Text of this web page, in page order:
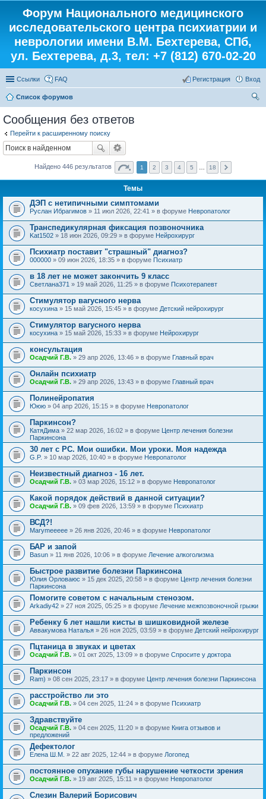
Форум Национального медицинского
исследовательского центра психиатрии и
неврологии имени В.М. Бехтерева, СПб,
ул. Бехтерева, д.3, тел: +7 (812) 670-02-20
Ссылки FAQ Вход
Регистрация
Список форумов
Сообщения без ответов
Перейти к расширенному поиску
Найдено 446 результатов 1 2 3 4 5 18
Темы
ДЭП с нетипичными симптомами
Руслан Ибрагимов » 11 июл 2026, 22:41 » в форуме Невропатолог
Транспедикулярная фиксация позвоночника
Kat1502 » 18 июн 2026, 09:29 » в форуме Нейрохирург
Психиатр поставит "страшный" диагноз?
000000 » 09 июн 2026, 18:35 » в форуме Психиатр
в 18 лет не может закончить 9 класс
Светлана371 » 19 май 2026, 11:25 » в форуме Психотерапевт
Стимулятор вагусного нерва
косухина » 15 май 2026, 15:45 » в форуме Детский нейрохирург
Стимулятор вагусного нерва
косухина » 15 май 2026, 15:33 » в форуме Нейрохирург
консультация
Осадчий Г.В. » 29 апр 2026, 13:46 » в форуме Главный врач
Онлайн психиатр
Осадчий Г.В. » 29 апр 2026, 13:43 » в форуме Главный врач
Полинейропатия
Ююю » 04 апр 2026, 15:15 » в форуме Невропатолог
Паркинсон?
КатяДима » 22 мар 2026, 16:02 » в форуме Центр лечения болезни
Паркинсона
30 лет с РС. Мои ошибки. Мои уроки. Моя надежда
G.P. » 10 мар 2026, 10:40 » в форуме Невропатолог
Неизвестный диагноз - 16 лет.
Осадчий Г.В. » 03 мар 2026, 15:12 » в форуме Невропатолог
Какой порядок действий в данной ситуации?
Осадчий Г.В. » 09 фев 2026, 13:59 » в форуме Психиатр
ВСД?!
Marymeeeee » 26 янв 2026, 20:46 » в форуме Невропатолог
БАР и запой
Basun » 11 янв 2026, 10:06 » в форуме Лечение алкоголизма
Быстрое развитие болезни Паркинсона
Юлия Орловаюс » 15 дек 2025, 20:58 » в форуме Центр лечения болезни
Паркинсона
Помогите советом с начальным стенозом.
Arkadiy42 » 27 ноя 2025, 05:25 » в форуме Лечение межпозвоночной грыжи
Ребенку 6 лет нашли кисты в шишковидной железе
Аввакумова Наталья » 26 ноя 2025, 03:59 » в форуме Детский нейрохирург
Пцтаница в звуках и цветах
Осадчий Г.В. » 01 окт 2025, 13:09 » в форуме Спросите у доктора
Паркинсон
Ram) » 08 сен 2025, 23:17 » в форуме Центр лечения болезни Паркинсона
расстройство ли это
Осадчий Г.В. » 04 сен 2025, 11:24 » в форуме Психиатр
Здравствуйте
Осадчий Г.В. » 04 сен 2025, 11:20 » в форуме Книга отзывов и
предложений
Дефектолог
Елена Ш.М. » 22 авг 2025, 12:44 » в форуме Логопед
постоянное опухание губы нарушение четкости зрения
Осадчий Г.В. » 19 авг 2025, 15:11 » в форуме Невропатолог
Слезин Валерий Борисович